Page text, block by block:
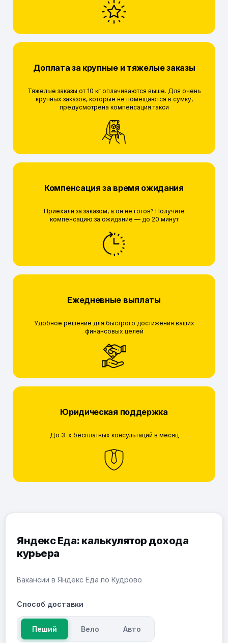
Доплата за крупные и тяжелые заказы
Тяжелые заказы от 10 кг оплачиваются выше. Для очень
крупных заказов, которые не помещаются в сумку,
предусмотрена компенсация такси
Компенсация за время ожидания
Приехали за заказом, а он не готов? Получите
компенсацию за ожидание — до 20 минут
Ежедневные выплаты
Удобное решение для быстрого достижения ваших
финансовых целей
Юридическая поддержка
До 3-х бесплатных консультаций в месяц
Яндекс Еда: калькулятор дохода
курьера
Вакансии в Яндекс Еда по Кудрово
Способ доставки
Пеший Вело Авто